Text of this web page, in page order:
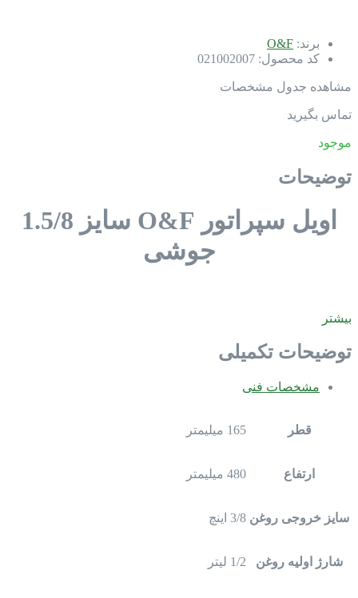
برند: O&F
کد محصول: 021002007
مشاهده جدول مشخصات
تماس بگیرید
موجود
توضیحات
اویل سپراتور O&F سایز 1.5/8
جوشی
بیشتر
توضیحات تکمیلی
مشخصات فنی
قطر 165 میلیمتر
ارتفاع 480 میلیمتر
سایز خروجی روغن 3/8 اینچ
شارژ اولیه روغن 1/2 لیتر